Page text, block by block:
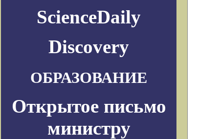
ScienceDaily
Discovery
ОБРАЗОВАНИЕ
Открытое письмо
министру